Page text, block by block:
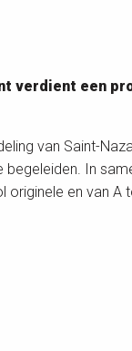
verdient een
van Saint-
begeleiden. In
originele en van A